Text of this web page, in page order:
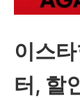
시
망
이스
터, 할